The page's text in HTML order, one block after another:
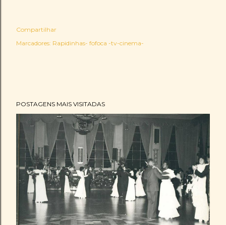
Compartilhar
Marcadores: Rapidinhas- fofoca -tv-cinema-
POSTAGENS MAIS VISITADAS